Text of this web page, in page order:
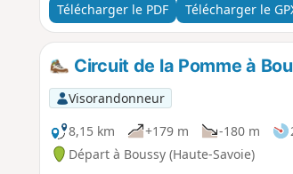
Télécharger le PDF Télécharger le
Circuit de la Pomme à
Visorandonneur
8,15 km
+179 m -180 m
Départ à Boussy (Haute-Savoie)